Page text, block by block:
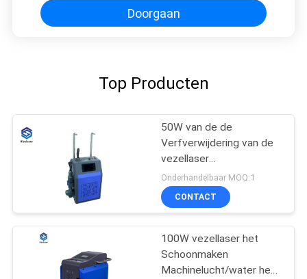
Doorgaan
Top Producten
50W van de de
Verfverwijdering van de
vezellaser
Schoonmakende de
Machine Handbediende
Roest die Laser
Onderhandelbaar MOQ:1
CONTACT
100W vezellaser het
Schoonmaken
Machinelucht/water het